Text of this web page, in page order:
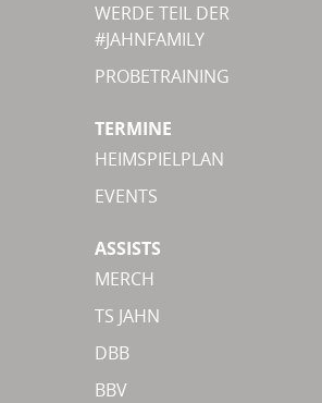
WERDE TEIL DER
#JAHNFAMILY
PROBETRAINING
TERMINE
HEIMSPIELPLAN
EVENTS
ASSISTS
MERCH
TS JAHN
DBB
BBV